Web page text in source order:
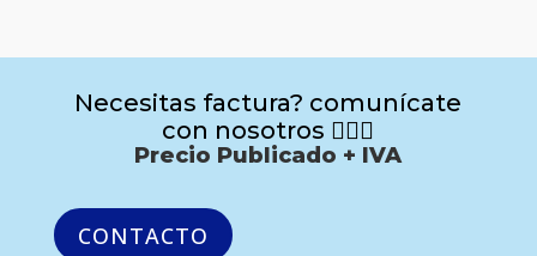
Necesitas factura? comunícate
con nosotros 🙋🏻‍♂️
Precio Publicado + IVA
CONTACTO